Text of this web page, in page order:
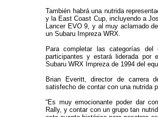
También habrá una nutrida
y la East Coast Cup, incluyendo a
Lancer EVO 9, y al muy aclamado
un Subaru Impreza WRX.
Para completar las categorías
participantes y estará liderada por
Subaru WRX Impreza de 1994 del
Brian Everitt, director de carrera
satisfecho de contar con una nutrida
“Es muy emocionante poder dar
Rally, y contar con un grupo tan